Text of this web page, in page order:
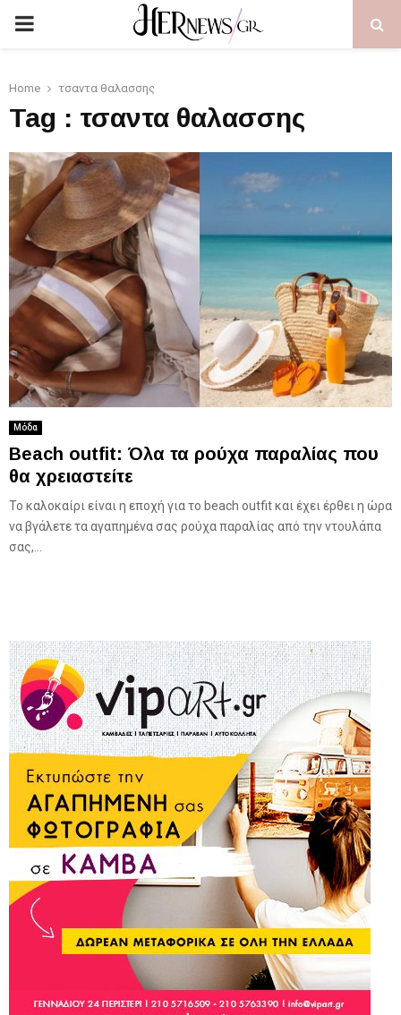
PRIMARY
Home τσαντα θαλασσης
Tag : τσαντα θαλασσης
Μόδα
Beach outfit: Όλα τα ρούχα παραλίας που
θα χρειαστείτε
Το καλοκαίρι είναι η εποχή για το beach outfit και έχει έρθει η ώρα
να βγάλετε τα αγαπημένα σας ρούχα παραλίας από την ντουλάπα
σας,...